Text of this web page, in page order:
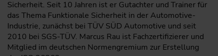
Sicherheit. Seit 10 Jahren ist er Gutachter und Trainer für
das Thema Funktionale Sicherheit in der Automotive-
Industrie, ­zunächst bei TÜV SÜD Automotive und seit
2010 bei SGS-TÜV. ­Marcus Rau ist Fachzertifizierer und
Mitglied im deutschen ­Normengremium zur Erstellung